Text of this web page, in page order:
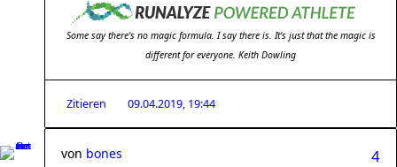
Some say there's no magic formula. I say there is. It's just that the magic is
different for everyone. Keith Dowling
Zitieren 09.04.2019, 19:44
4
von bones